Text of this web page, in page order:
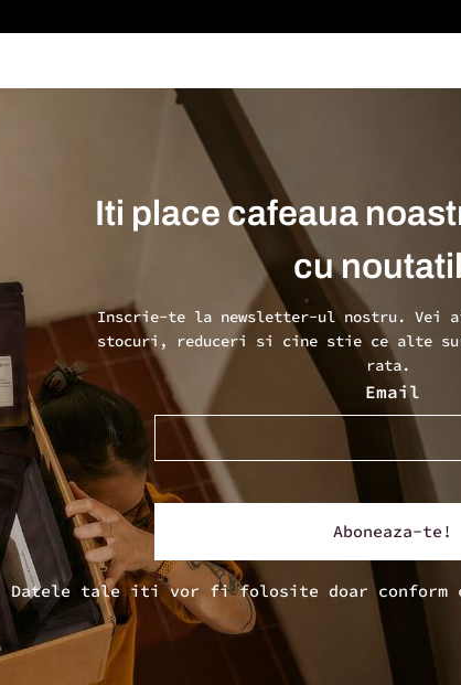
Iti place cafeaua
cu
Inscrie-te la newsletter-ul nostru. Vei
stocuri, reduceri si cine stie ce alte
rata.
Email
Datele tale iti vor fi folosite doar conform